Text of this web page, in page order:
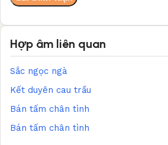
Hợp âm liên quan
Sắc ngọc ngà
Kết duyên cau trầu
Bán tấm chân tình
Bán tấm chân tình